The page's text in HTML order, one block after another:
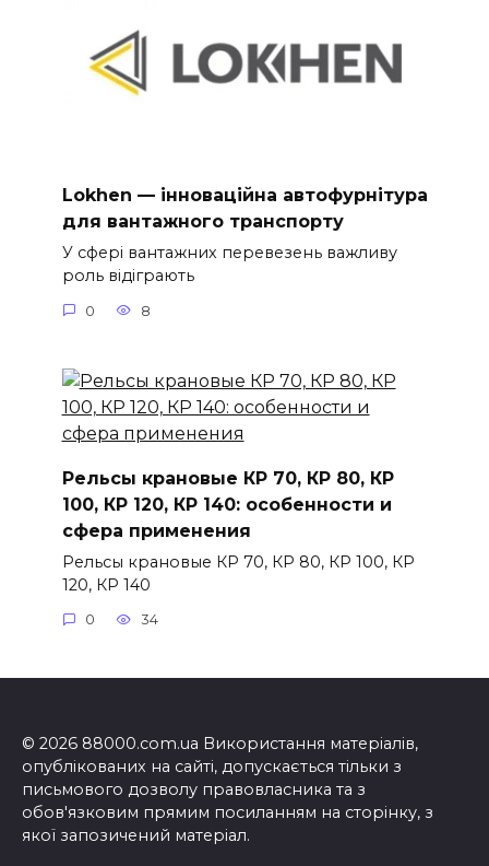
Lokhen — інноваційна автофурнітура
для вантажного транспорту
У сфері вантажних перевезень важливу
роль відіграють
0 8
Рельсы крановые КР 70, КР 80, КР
100, КР 120, КР 140: особенности и
сфера применения
Рельсы крановые КР 70, КР 80, КР 100, КР
120, КР 140
0 34
© 2026 88000.com.ua Використання матеріалів,
опублікованих на сайті, допускається тільки з
письмового дозволу правовласника та з
обов'язковим прямим посиланням на сторінку, з
якої запозичений матеріал.